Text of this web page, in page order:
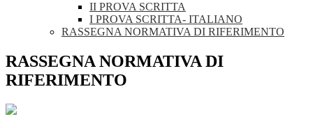
II PROVA SCRITTA
I PROVA SCRITTA- ITALIANO
RASSEGNA NORMATIVA DI RIFERIMENTO
RASSEGNA NORMATIVA DI
RIFERIMENTO